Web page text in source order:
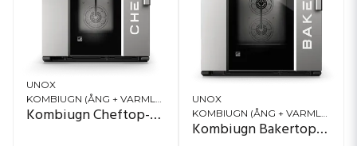
UNOX
KOMBIUGN (ÅNG + VARMLUFT)
Kombiugn Cheftop-X 10 x GN 1/1
UNOX
KOMBIUGN (ÅNG + VARMLUFT)
Kombiugn Bakertop-X 10